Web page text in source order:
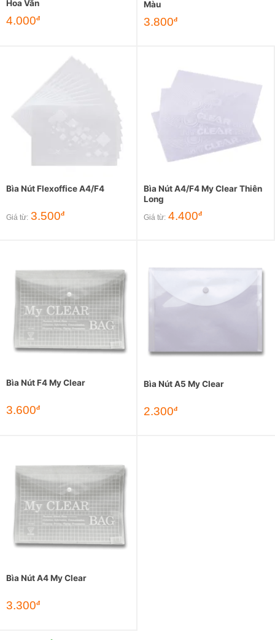
Hoa Văn
4.000đ
Màu
3.800đ
Bìa Nút Flexoffice A4/F4
Giá từ: 3.500đ
Bìa Nút A4/F4 My Clear Thiên
Long
Giá từ: 4.400đ
Bìa Nút F4 My Clear
3.600đ
Bìa Nút A5 My Clear
2.300đ
Bìa Nút A4 My Clear
3.300đ